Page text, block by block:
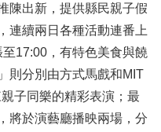
陳出新，提供縣民親子假
連續兩日各種活動連番上
17:00，有特色美食與饒
則分別由方式馬戲和MIT
子同樂的精彩表演；最
將於演藝廳播映兩場，分